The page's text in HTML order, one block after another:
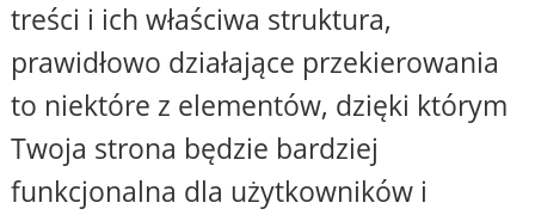
treści i ich właściwa struktura,
prawidłowo działające przekierowania
to niektóre z elementów, dzięki którym
Twoja strona będzie bardziej
funkcjonalna dla użytkowników i